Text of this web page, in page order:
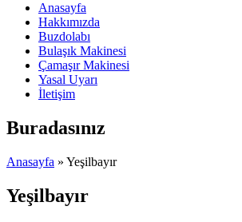
Anasayfa
Hakkımızda
Buzdolabı
Bulaşık Makinesi
Çamaşır Makinesi
Yasal Uyarı
İletişim
Buradasınız
Anasayfa » Yeşilbayır
Yeşilbayır